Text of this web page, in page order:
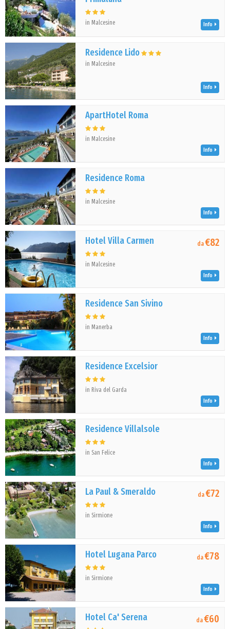
in Malcesine Info
Residence Lido
in Malcesine
Info
ApartHotel Roma
in Malcesine
Info
Residence Roma
in Malcesine
Info
Hotel Villa Carmen
in Malcesine
da€82
Info
Residence San Sivino
in Manerba
Info
Residence Excelsior
in Riva del Garda
Info
Residence Villalsole
in San Felice
Info
La Paul & Smeraldo
in Sirmione
da€72
Info
Hotel Lugana Parco
in Sirmione
da€78
Info
Hotel Ca' Serena da€60